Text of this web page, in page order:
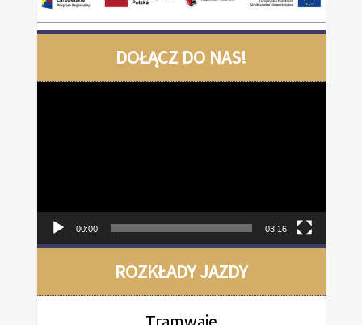
DOŁĄCZ DO NAS!
00:00 03:16
ROZKŁADY JAZDY
Tramwaje